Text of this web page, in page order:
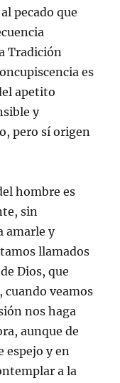
pecado que
Tradición
es
apetito
y
pero sí origen
hombre es
sin
amarle y
llamados
Dios, que
cuando veamos
nos haga
aunque de
espejo y en
a la